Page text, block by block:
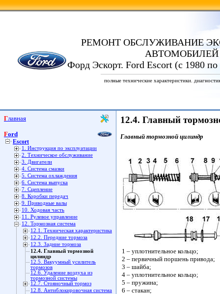
РЕМОНТ ОБСЛУЖИВАНИЕ
АВТОМОБИЛЕЙ
Форд Эскорт. Ford Escort (с 1980 по
полные технические характеристики.
Главная
Ford
Escort
1. Инструкция по эксплуатации
2. Техническое обслуживание
3. Двигатели
4. Система смазки
5. Система охлаждения
6. Система выпуска
7. Сцепление
8. Коробки передач
9. Приводные валы
10. Ходовая часть
11. Рулевое управление
12. Тормозная система
12.1. Техническая характеристика
12.2. Передние тормоза
12.3. Задние тормоза
12.4. Главный тормозной
цилиндр
12.5. Вакуумный усилитель
тормозов
12.6. Удаление воздуха из
тормозной системы
12.7. Стояночный тормоз
12.8. Антиблокировочная система
12.4. Главный
Главный тормозной цилиндр
1 – уплотнительное кольцо;
2 – первичный поршень привода;
3 – шайба;
4 – уплотнительное кольцо;
5 – пружина;
6 – стакан;